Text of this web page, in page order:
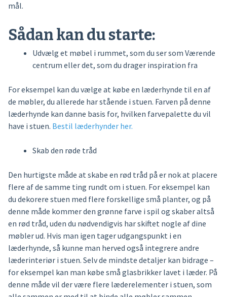
mål.
Sådan kan du starte:
Udvælg et møbel i rummet, som du ser som Værende
centrum eller det, som du drager inspiration fra
For eksempel kan du vælge at købe en læderhynde til en af
de møbler, du allerede har stående i stuen. Farven på denne
læderhynde kan danne basis for, hvilken farvepalette du vil
have i stuen. Bestil læderhynder her.
Skab den røde tråd
Den hurtigste måde at skabe en rød tråd på er nok at placere
flere af de samme ting rundt om i stuen. For eksempel kan
du dekorere stuen med flere forskellige små planter, og på
denne måde kommer den grønne farve i spil og skaber altså
en rød tråd, uden du nødvendigvis har skiftet nogle af dine
møbler ud. Hvis man igen tager udgangspunkt i en
læderhynde, så kunne man herved også integrere andre
læderinteriør i stuen. Selv de mindste detaljer kan bidrage –
for eksempel kan man købe små glasbrikker lavet i læder. På
denne måde vil der være flere læderelementer i stuen, som